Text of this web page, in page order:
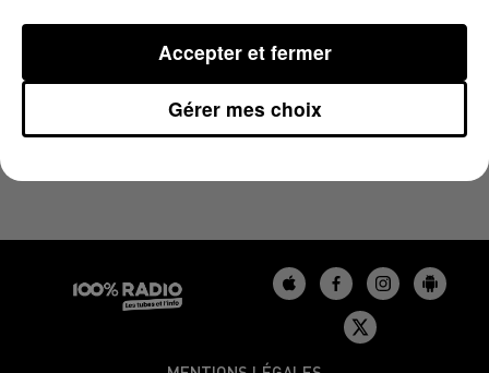
Gérer mes choix
Accepter et fermer